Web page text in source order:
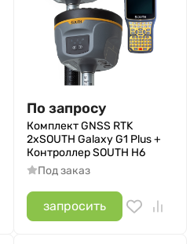
По запросу
Комплект GNSS RTK
2xSOUTH Galaxy G1 Plus +
Контроллер SOUTH H6
Под заказ
запросить